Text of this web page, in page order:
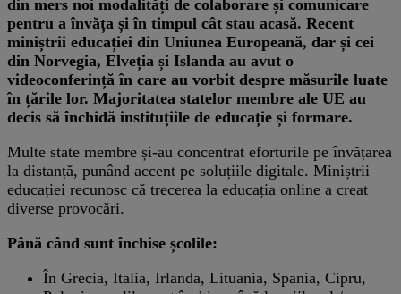
din mers noi modalități de colaborare și comunicare
pentru a învăța și în timpul cât stau acasă. Recent
miniștrii educației din Uniunea Europeană, dar și cei
din Norvegia, Elveția și Islanda au avut o
videoconferință în care au vorbit despre măsurile luate
în țările lor. Majoritatea statelor membre ale UE au
decis să închidă instituțiile de educație și formare.
Multe state membre și-au concentrat eforturile pe învățarea
la distanță, punând accent pe soluțiile digitale. Miniștrii
educației recunosc că trecerea la educația online a creat
diverse provocări.
Până când sunt închise școlile:
În Grecia, Italia, Irlanda, Lituania, Spania, Cipru,